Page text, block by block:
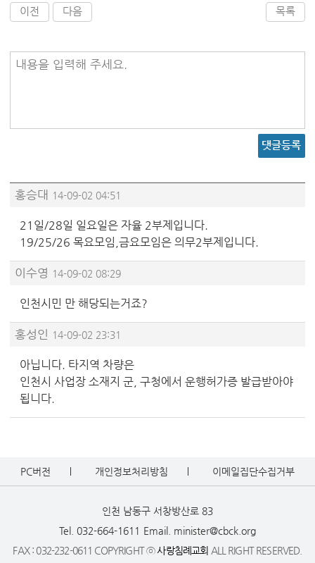
이전 다음 목록
내용을 입력해 주세요.
댓글등록
홍승대 14-09-02 04:51
21일/28일 일요일은 자율 2부제입니다.
19/25/26 목요모임,금요모임은 의무2부제입니다.
이수영 14-09-02 08:29
인천시민 만 해당되는거죠?
홍성인 14-09-02 23:31
아닙니다. 타지역 차량은
인천시 사업장 소재지 군, 구청에서 운행허가증 발급받아야
됩니다.
PC버전 개인정보처리방침 이메일집단수집거부
인천 남동구 서창방산로 83
Tel. 032-664-1611 Email. minister@cbck.org
FAX : 032-232-0611 COPYRIGHT ⓒ사랑침례교회 ALL RIGHT RESERVED.